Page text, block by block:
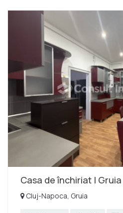
Casa de închiriat | Gruia
Cluj-Napoca, Gruia